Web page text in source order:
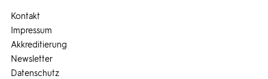
Kontakt
Impressum
Akkreditierung
Newsletter
Datenschutz